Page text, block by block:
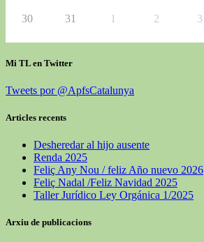
30 31 1 2 3
Mi TL en Twitter
Tweets por @ApfsCatalunya
Articles recents
Desheredar al hijo ausente
Renda 2025
Feliç Any Nou / feliz Año nuevo 2026
Feliç Nadal /Feliz Navidad 2025
Taller Jurídico Ley Orgánica 1/2025
Arxiu de publicacions